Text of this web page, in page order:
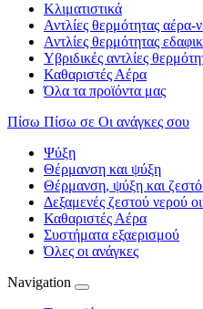
Κλιματιστικά
Αντλίες θερμότητας αέρα-
Αντλίες θερμότητας
Υβριδικές αντλίες
Καθαριστές Αέρα
Όλα τα προϊόντα μας
Πίσω Πίσω σε Οι ανάγκες σου
Ψύξη
Θέρμανση και ψύξη
Θέρμανση, ψύξη και
Δεξαμενές ζεστού νερού
Καθαριστές Αέρα
Συστήματα εξαερισμού
Όλες οι ανάγκες
Navigation